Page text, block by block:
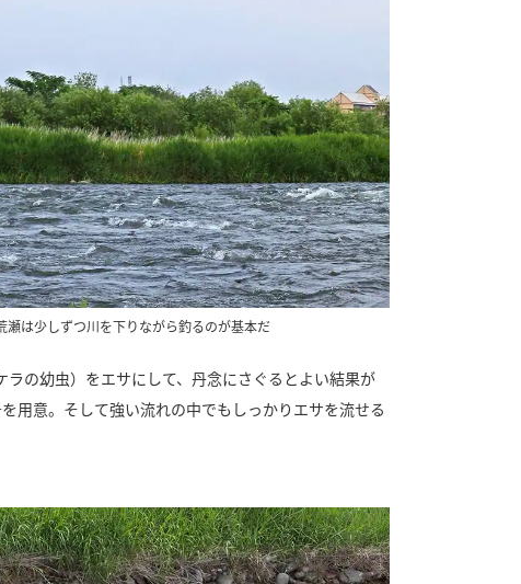
瀬は少しずつ川を下りながら釣るのが基本だ
の幼虫）をエサにして、丹念にさぐるとよい結果が
用意。そして強い流れの中でもしっかりエサを流せる